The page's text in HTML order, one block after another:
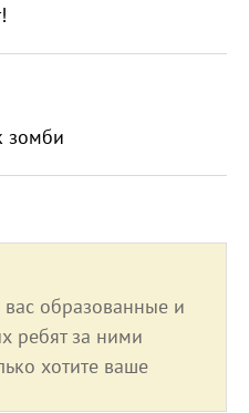
зомби
образованные и
ребят за ними
хотите ваше